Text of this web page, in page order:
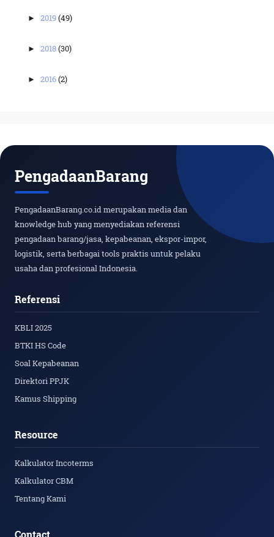
► 2019(49)
► 2018(30)
► 2016(2)
PengadaanBarang
PengadaanBarang.co.id merupakan media dan
knowledge hub yang menyediakan referensi
pengadaan barang/jasa, kepabeanan, ekspor-impor,
logistik, serta berbagai tools praktis untuk pelaku
usaha dan profesional Indonesia.
Referensi
KBLI 2025
BTKI HS Code
Soal Kepabeanan
Direktori PPJK
Kamus Shipping
Resource
Kalkulator Incoterms
Kalkulator CBM
Tentang Kami
Contact